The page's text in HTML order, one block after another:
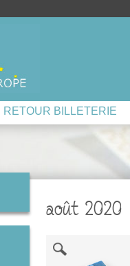
RETOUR BILLETERIE
août 2020